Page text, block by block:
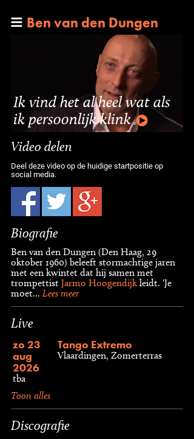
Ben van den Dungen
Ik vind het al heel wat als
ik persoonlijk klink
Video delen
Deel deze video op de huidige startpositie op
social media.
Biografie
Ben van den Dungen (Den Haag, 29
oktober 1960) beleeft stormachtige jaren
met een kwintet dat hij samen met
trompettist Jarmo Hoogendijkleidt. 'Je
moet... Lees meer
Live
zo 23
aug
2026
tba
Tango Extremo
Vlaardingen, Zomerterras
Toon alles
Discografie